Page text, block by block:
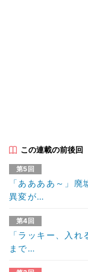
この連載の前後回
第5回
「ああああ～」
異変が…
第4回
「ラッキー、入
まで…